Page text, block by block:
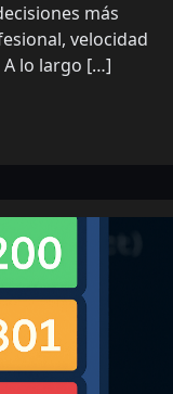
más
velocidad
lo largo […]